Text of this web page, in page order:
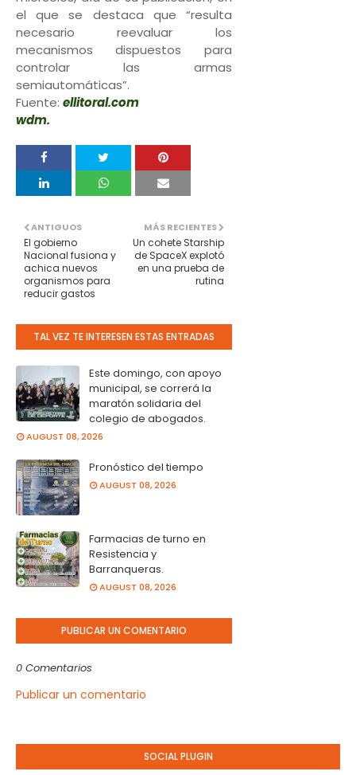
el que se destaca que “resulta
necesario reevaluar los
mecanismos dispuestos para
controlar las armas
semiautomáticas”.
Fuente: ellitoral.com
wdm.
MÁS RECIENTES
Un cohete Starship
de SpaceX explotó
en una prueba de
rutina
ANTIGUOS
El gobierno
Nacional fusiona y
achica nuevos
organismos para
reducir gastos
TAL VEZ TE INTERESEN ESTAS ENTRADAS
Este domingo, con apoyo
municipal, se correrá la
maratón solidaria del
colegio de abogados.
AUGUST 08, 2026
Pronóstico del tiempo
AUGUST 08, 2026
Farmacias de turno en
Resistencia y
Barranqueras.
AUGUST 08, 2026
PUBLICAR UN COMENTARIO
0 Comentarios
Publicar un comentario
SOCIAL PLUGIN